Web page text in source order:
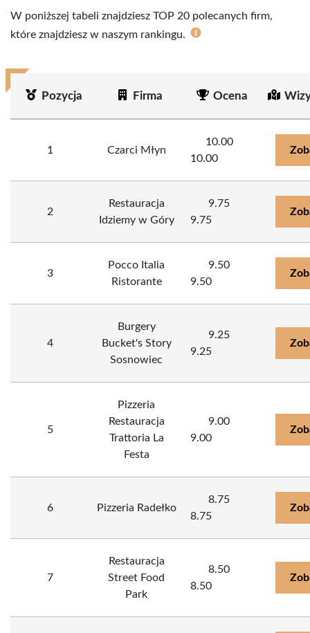
W poniższej tabeli znajdziesz TOP 20 polecanych firm,
które znajdziesz w naszym rankingu.
Pozycja Firma Ocena
1 Czarci Młyn
10.00
10.00
2
Restauracja
Idziemy w Góry
9.75
9.75
3
Pocco Italia
Ristorante
9.50
9.50
4
Burgery
Bucket's Story
Sosnowiec
9.25
9.25
5
Pizzeria
Restauracja
Trattoria La
Festa
9.00
9.00
6 Pizzeria Radełko
8.75
8.75
7
Restauracja
Street Food
Park
8.50
8.50